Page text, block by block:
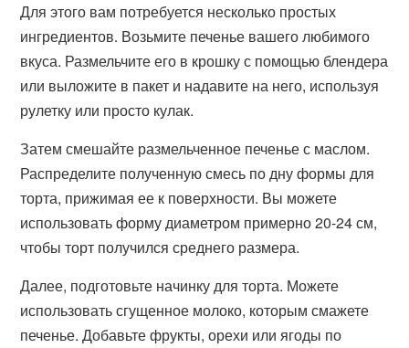
Для этого вам потребуется несколько простых
ингредиентов. Возьмите печенье вашего любимого
вкуса. Размельчите его в крошку с помощью блендера
или выложите в пакет и надавите на него, используя
рулетку или просто кулак.
Затем смешайте размельченное печенье с маслом.
Распределите полученную смесь по дну формы для
торта, прижимая ее к поверхности. Вы можете
использовать форму диаметром примерно 20-24 см,
чтобы торт получился среднего размера.
Далее, подготовьте начинку для торта. Можете
использовать сгущенное молоко, которым смажете
печенье. Добавьте фрукты, орехи или ягоды по